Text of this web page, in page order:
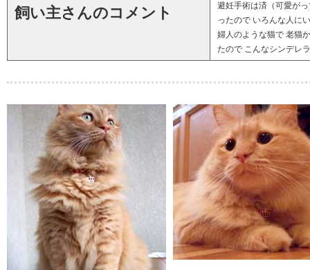
飼い主さんのコメント
避妊手術は済（可愛が
ったので いろんな人に
婦人のような猫で 老猫
たので こんなシンデレ